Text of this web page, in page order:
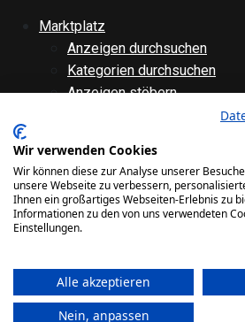
Marktplatz
Anzeigen durchsuchen
Kategorien durchsuchen
Anzeigen stöbern
Forenübersicht
Technik
Verschiedenes
Websiteinternes
Bilder
Videos
Wir verwenden Cookies
Wir können diese zur Analyse unserer
unsere Webseite zu verbessern,
Ihnen ein großartiges Webseiten-Erlebnis zu
Informationen zu den von uns verwendeten
Einstellungen.
Alle akzeptieren
Nein, anpassen